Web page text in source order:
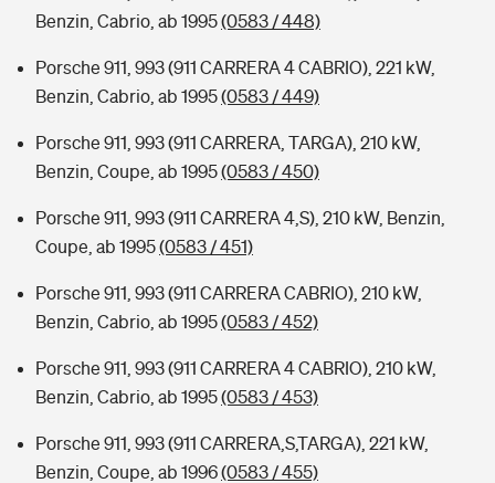
Benzin, Cabrio, ab 1995(0583 / 448)
Porsche 911, 993 (911 CARRERA 4 CABRIO), 221 kW,
Benzin, Cabrio, ab 1995(0583 / 449)
Porsche 911, 993 (911 CARRERA, TARGA), 210 kW,
Benzin, Coupe, ab 1995(0583 / 450)
Porsche 911, 993 (911 CARRERA 4,S), 210 kW, Benzin,
Coupe, ab 1995(0583 / 451)
Porsche 911, 993 (911 CARRERA CABRIO), 210 kW,
Benzin, Cabrio, ab 1995(0583 / 452)
Porsche 911, 993 (911 CARRERA 4 CABRIO), 210 kW,
Benzin, Cabrio, ab 1995(0583 / 453)
Porsche 911, 993 (911 CARRERA,S,TARGA), 221 kW,
Benzin, Coupe, ab 1996(0583 / 455)